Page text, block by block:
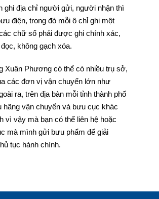
ghi địa chỉ người gửi, người nhận thì
điện, trong đó mỗi ô chỉ ghi một
chữ số phải được ghi chính xác,
không gạch xóa.
Xuân Phương có thể có nhiều trụ sở,
các đơn vị vận chuyển lớn như
ra, trên địa bàn mỗi tỉnh thành phố
hãng vận chuyển và bưu cục khác
vì vậy mà bạn có thể liên hệ hoặc
mà mình gửi bưu phẩm để giải
tục hành chính.